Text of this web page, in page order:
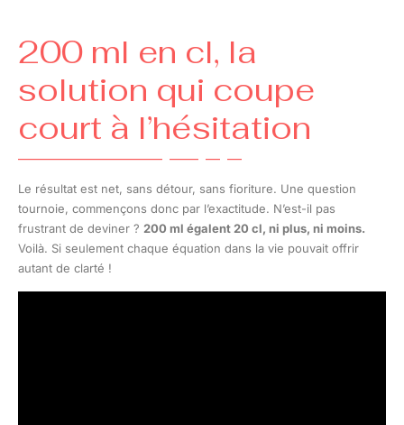
200 ml en cl, la
solution qui coupe
court à l’hésitation
Le résultat est net, sans détour, sans fioriture. Une question
tournoie, commençons donc par l’exactitude. N’est-il pas
frustrant de deviner ? 200 ml égalent 20 cl, ni plus, ni moins.
Voilà. Si seulement chaque équation dans la vie pouvait offrir
autant de clarté !